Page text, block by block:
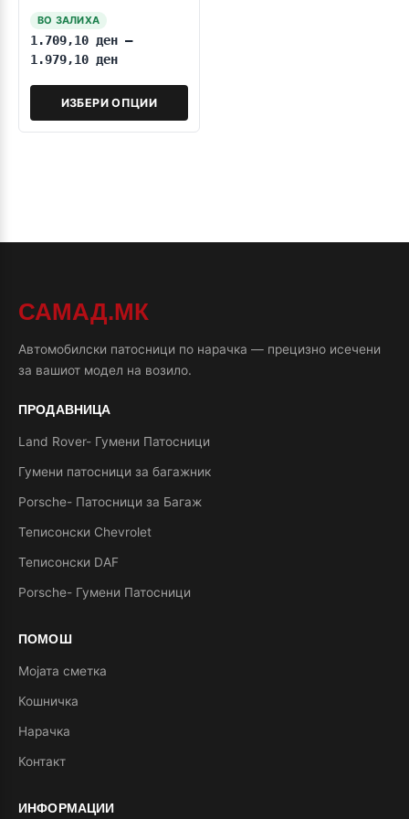
ВО ЗАЛИХА
1.709,10 ден –
1.979,10 ден
ИЗБЕРИ ОПЦИИ
САМАД.МК
Автомобилски патосници по нарачка — прецизно исечени
за вашиот модел на возило.
ПРОДАВНИЦА
Land Rover- Гумени Патосници
Гумени патосници за багажник
Porsche- Патосници за Багаж
Теписонски Chevrolet
Теписонски DAF
Porsche- Гумени Патосници
ПОМОШ
Мојата сметка
Кошничка
Нарачка
Контакт
ИНФОРМАЦИИ